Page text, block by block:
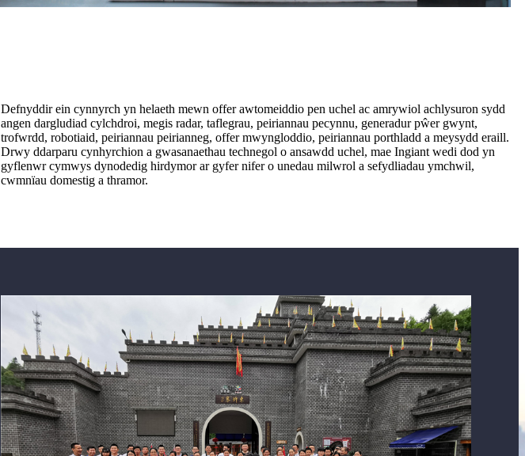
Defnyddir ein cynnyrch yn helaeth mewn offer awtomeiddio pen uchel ac amrywiol achlysuron sydd
angen dargludiad cylchdroi, megis radar, taflegrau, peiriannau pecynnu, generadur pŵer gwynt,
trofwrdd, robotiaid, peiriannau peirianneg, offer mwyngloddio, peiriannau porthladd a meysydd eraill.
Drwy ddarparu cynhyrchion a gwasanaethau technegol o ansawdd uchel, mae Ingiant wedi dod yn
gyflenwr cymwys dynodedig hirdymor ar gyfer nifer o unedau milwrol a sefydliadau ymchwil,
cwmnïau domestig a thramor.